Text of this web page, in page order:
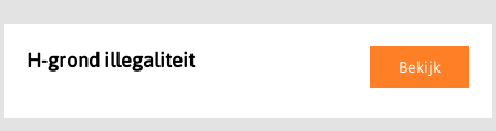
Bekijk
H-grond illegaliteit